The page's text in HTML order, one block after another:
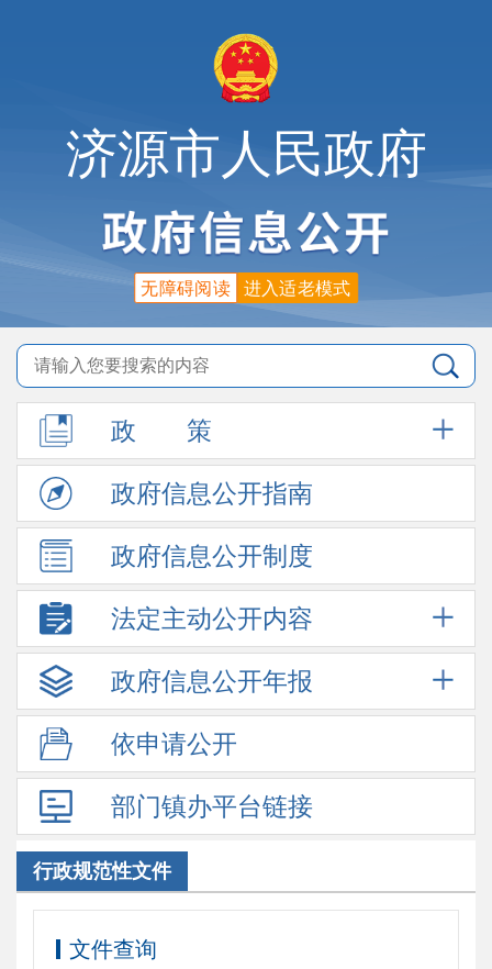
济源市人民政府
进入适老模式
无障碍阅读
政 策
政府信息公开指南
政府信息公开制度
法定主动公开内容
政府信息公开年报
依申请公开
部门镇办平台链接
行政规范性文件
文件查询